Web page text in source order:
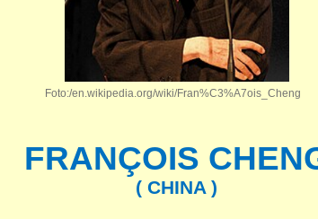
Foto:/en.wikipedia.org/wiki/Fran%C3%A7ois_Cheng
FRANÇOIS
( CHINA )